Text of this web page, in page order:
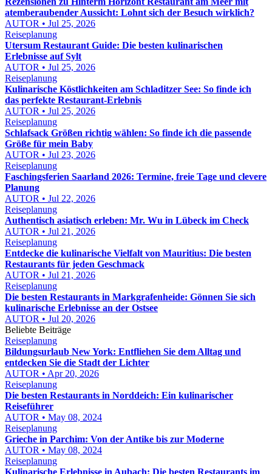
atemberaubender Aussicht: Lohnt sich der Besuch wirklich?
AUTOR • Jul 25, 2026
Reiseplanung
Utersum Restaurant Guide: Die besten kulinarischen
Erlebnisse auf Sylt
AUTOR • Jul 25, 2026
Reiseplanung
Kulinarische Köstlichkeiten am Schladitzer See: So finde ich
das perfekte Restaurant-Erlebnis
AUTOR • Jul 25, 2026
Reiseplanung
Schlafsack Größen richtig wählen: So finde ich die passende
Größe für mein Baby
AUTOR • Jul 23, 2026
Reiseplanung
Faschingsferien Saarland 2026: Termine, freie Tage und clevere
Planung
AUTOR • Jul 22, 2026
Reiseplanung
Authentisch asiatisch erleben: Mr. Wu in Lübeck im Check
AUTOR • Jul 21, 2026
Reiseplanung
Entdecke die kulinarische Vielfalt von Mauritius: Die besten
Restaurants für jeden Geschmack
AUTOR • Jul 21, 2026
Reiseplanung
Die besten Restaurants in Markgrafenheide: Gönnen Sie sich
kulinarische Erlebnisse an der Ostsee
AUTOR • Jul 20, 2026
Beliebte Beiträge
Reiseplanung
Bildungsurlaub New York: Entfliehen Sie dem Alltag und
entdecken Sie die Stadt der Lichter
AUTOR • Apr 20, 2026
Reiseplanung
Die besten Restaurants in Norddeich: Ein kulinarischer
Reiseführer
AUTOR • May 08, 2024
Reiseplanung
Grieche in Parchim: Von der Antike bis zur Moderne
AUTOR • May 08, 2024
Reiseplanung
Kulinarische Erlebnisse in Aubach: Die besten Restaurants im